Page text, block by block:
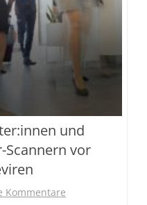
und
Scannern vor
Kommentare